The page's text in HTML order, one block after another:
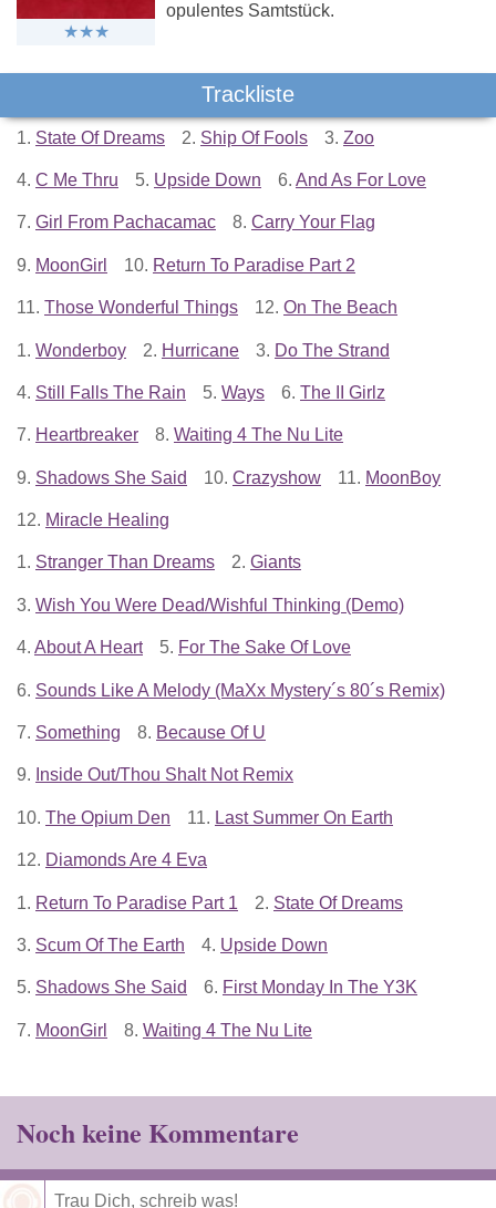
opulentes Samtstück.
Trackliste
1. State Of Dreams 2. Ship Of Fools 3. Zoo
4. C Me Thru 5. Upside Down 6. And As For Love
7. Girl From Pachacamac 8. Carry Your Flag
9. MoonGirl 10. Return To Paradise Part 2
11. Those Wonderful Things 12. On The Beach
1. Wonderboy 2. Hurricane 3. Do The Strand
4. Still Falls The Rain 5. Ways 6. The II Girlz
7. Heartbreaker 8. Waiting 4 The Nu Lite
9. Shadows She Said 10. Crazyshow 11. MoonBoy
12. Miracle Healing
1. Stranger Than Dreams 2. Giants
3. Wish You Were Dead/Wishful Thinking (Demo)
4. About A Heart 5. For The Sake Of Love
6. Sounds Like A Melody (MaXx Mystery´s 80´s Remix)
7. Something 8. Because Of U
9. Inside Out/Thou Shalt Not Remix
10. The Opium Den 11. Last Summer On Earth
12. Diamonds Are 4 Eva
1. Return To Paradise Part 1 2. State Of Dreams
3. Scum Of The Earth 4. Upside Down
5. Shadows She Said 6. First Monday In The Y3K
7. MoonGirl 8. Waiting 4 The Nu Lite
Noch keine Kommentare